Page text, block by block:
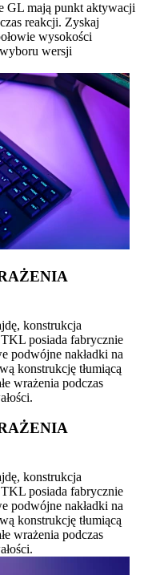
GL mają punkt aktywacji
reakcji. Zyskaj
wysokości
wersji
konstrukcja
posiada fabrycznie
podwójne nakładki na
konstrukcję tłumiącą
wrażenia podczas
konstrukcja
posiada fabrycznie
podwójne nakładki na
konstrukcję tłumiącą
wrażenia podczas